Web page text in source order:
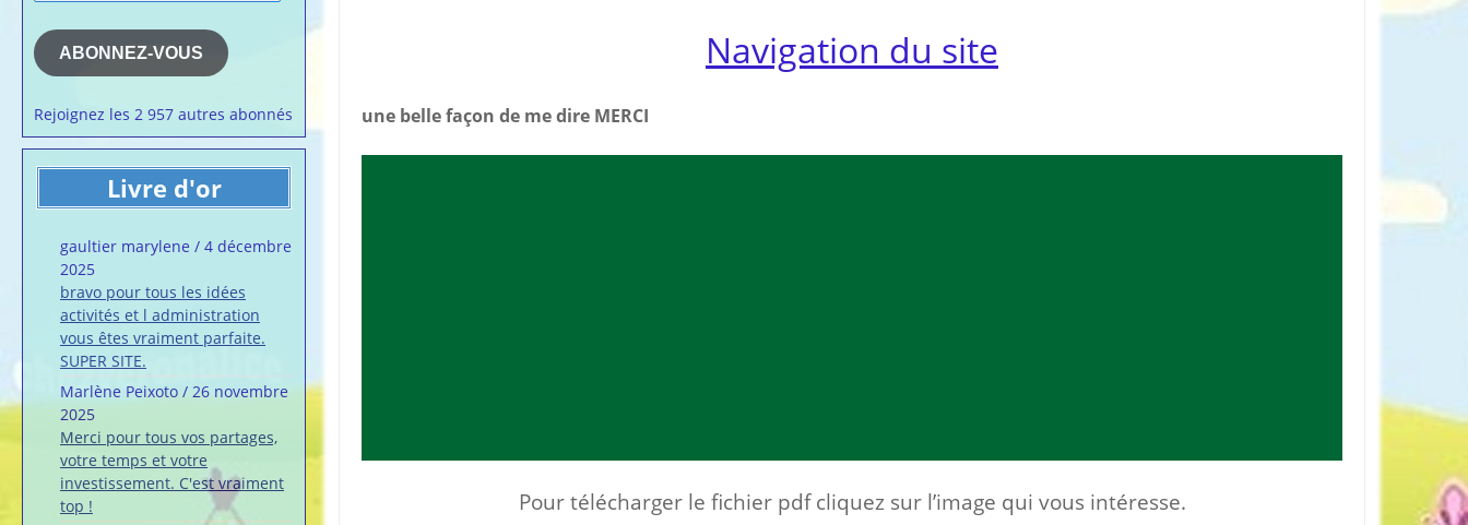
mail
ABONNEZ-VOUS
Rejoignez les 2 957 autres abonnés
Livre d'or
gaultier marylene / 4 décembre
2025
bravo pour tous les idées
activités et l administration
vous êtes vraiment parfaite.
SUPER SITE.
Marlène Peixoto / 26 novembre
2025
Merci pour tous vos partages,
votre temps et votre
investissement. C'est vraiment
top !
Navigation du site
une belle façon de me dire MERCI
Pour télécharger le fichier pdf cliquez sur l’image qui vous intéresse.